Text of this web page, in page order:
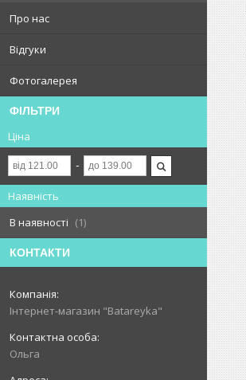
Про нас
Відгуки
Фотогалерея
ФІЛЬТРИ
Ціна
Наявність
В наявності
1
КОНТАКТИ
Інтернет-магазин "Batareyka"
Ольга